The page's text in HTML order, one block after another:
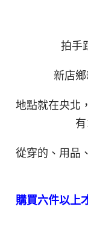
拍手
新店
地點就在央北
從穿的、用品
購買六件以上